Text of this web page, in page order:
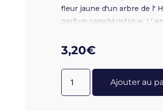
fleur jaune d'un arbre de l'
parfum caractéristique. L'
Champa aide à la
3,20€
Ajouter au